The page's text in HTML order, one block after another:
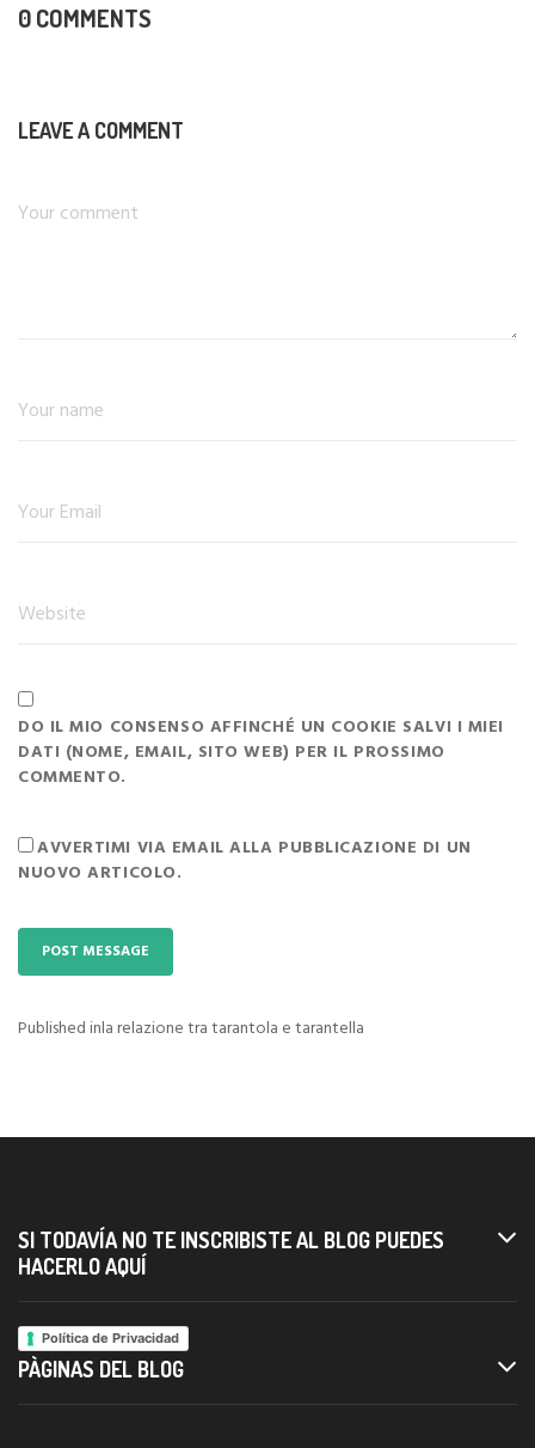
0 COMMENTS
LEAVE A COMMENT
DO IL MIO CONSENSO AFFINCHÉ UN COOKIE SALVI I MIEI
DATI (NOME, EMAIL, SITO WEB) PER IL PROSSIMO
COMMENTO.
AVVERTIMI VIA EMAIL ALLA PUBBLICAZIONE DI UN
NUOVO ARTICOLO.
Navigazione
Published inla relazione tra tarantola e tarantella
SI TODAVÍA NO TE INSCRIBISTE AL BLOG PUEDES
HACERLO AQUÍ
Política de Privacidad
PÀGINAS DEL BLOG